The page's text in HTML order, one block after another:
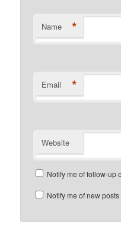
Name *
Email *
Website
Notify me of follow-up
Notify me of new